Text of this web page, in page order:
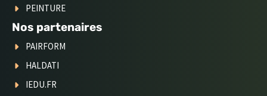
PEINTURE
Nos partenaires
PAIRFORM
HALDATI
IEDU.FR